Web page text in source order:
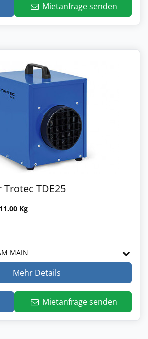
Mietanfrage senden
TDE25
11.00 Kg
MAIN
Mehr Details
Mietanfrage senden